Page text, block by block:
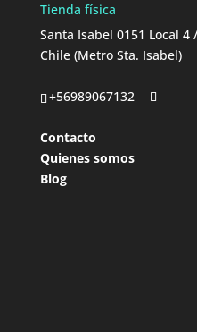
Tienda física
Santa Isabel 0151 Local
Chile (Metro Sta. Isabel)
+56989067132
Contacto
Quienes somos
Blog